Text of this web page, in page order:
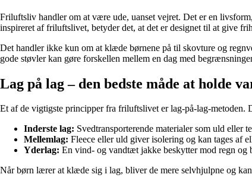
Friluftsliv handler om at være ude, uanset vejret. Det er en
inspireret af friluftslivet, betyder det, at det er designet til at give
Det handler ikke kun om at klæde børnene på til skovture og
gode støvler kan gøre forskellen mellem en dag med
Lag på lag – den bedste måde at holde
Et af de vigtigste principper fra friluftslivet er lag-på-lag-metoden.
Inderste lag: Svedtransporterende materialer som uld eller
Mellemlag: Fleece eller uld giver isolering og kan tages af
Yderlag: En vind- og vandtæt jakke beskytter mod regn og
Når børn lærer at klæde sig i lag, bliver de mere selvhjulpne og